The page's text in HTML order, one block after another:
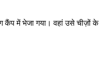
में भेजा गया। वहां उसे चीज़ों